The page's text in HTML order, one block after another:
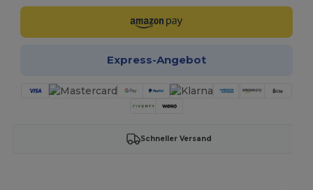
Express-Angebot
Schneller Versand